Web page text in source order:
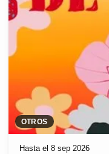
OTROS
Hasta el 8 sep 2026